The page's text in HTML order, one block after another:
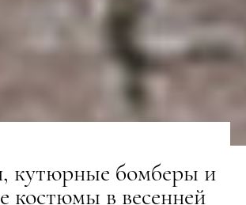
кутюрные бомберы и
костюмы в весенней